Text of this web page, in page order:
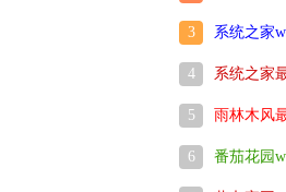
3 系统之家
4 系统之家
5 雨林木风
6 番茄花园